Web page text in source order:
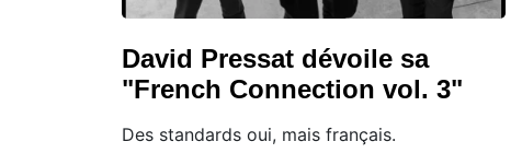
David Pressat dévoile sa
"French Connection vol. 3"
Des standards oui, mais français.